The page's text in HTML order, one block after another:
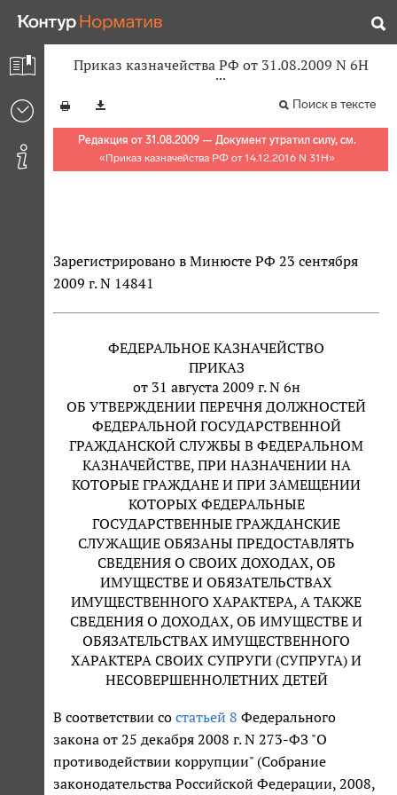
Приказ казначейства РФ от 31.08.2009 N 6Н
Поиск в тексте
Редакция от 31.08.2009 — Документ утратил силу, см.
«Приказ казначейства РФ от 14.12.2016 N 31Н»
Зарегистрировано в Минюсте РФ 23 сентября
2009 г. N 14841
ФЕДЕРАЛЬНОЕ КАЗНАЧЕЙСТВО
ПРИКАЗ
от 31 августа 2009 г. N 6н
ОБ УТВЕРЖДЕНИИ ПЕРЕЧНЯ ДОЛЖНОСТЕЙ
ФЕДЕРАЛЬНОЙ ГОСУДАРСТВЕННОЙ
ГРАЖДАНСКОЙ СЛУЖБЫ В ФЕДЕРАЛЬНОМ
КАЗНАЧЕЙСТВЕ, ПРИ НАЗНАЧЕНИИ НА
КОТОРЫЕ ГРАЖДАНЕ И ПРИ ЗАМЕЩЕНИИ
КОТОРЫХ ФЕДЕРАЛЬНЫЕ
ГОСУДАРСТВЕННЫЕ ГРАЖДАНСКИЕ
СЛУЖАЩИЕ ОБЯЗАНЫ ПРЕДОСТАВЛЯТЬ
СВЕДЕНИЯ О СВОИХ ДОХОДАХ, ОБ
ИМУЩЕСТВЕ И ОБЯЗАТЕЛЬСТВАХ
ИМУЩЕСТВЕННОГО ХАРАКТЕРА, А ТАКЖЕ
СВЕДЕНИЯ О ДОХОДАХ, ОБ ИМУЩЕСТВЕ И
ОБЯЗАТЕЛЬСТВАХ ИМУЩЕСТВЕННОГО
ХАРАКТЕРА СВОИХ СУПРУГИ (СУПРУГА) И
НЕСОВЕРШЕННОЛЕТНИХ ДЕТЕЙ
В соответствии со статьей 8 Федерального
закона от 25 декабря 2008 г. N 273-ФЗ "О
противодействии коррупции" (Собрание
законодательства Российской Федерации, 2008,